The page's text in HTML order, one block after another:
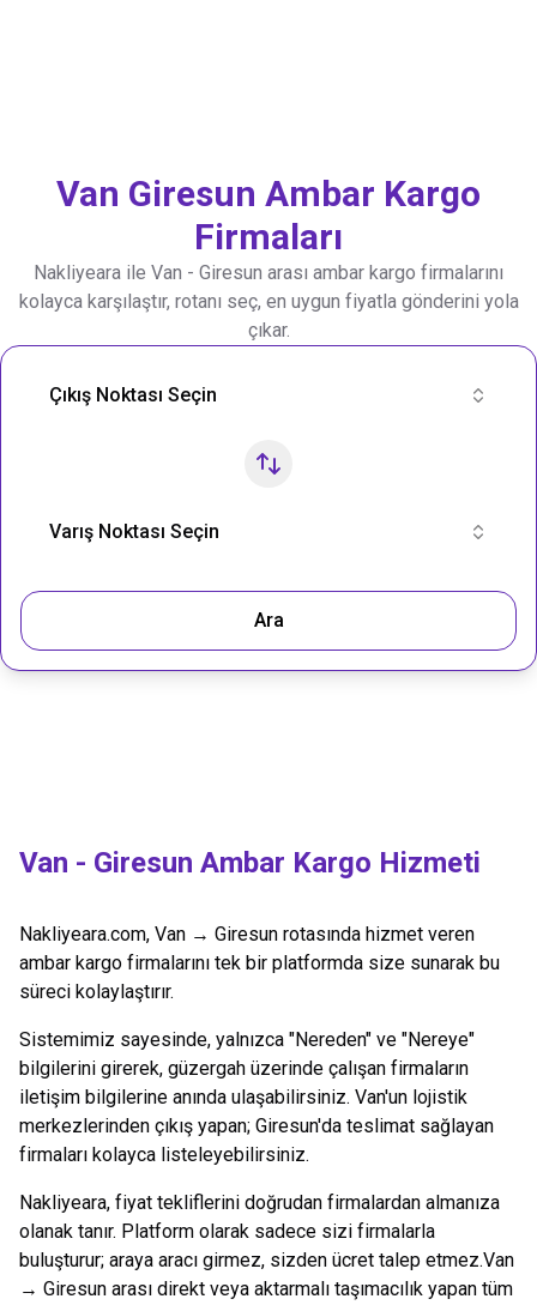
Van Giresun Ambar Kargo
Firmaları
Nakliyeara ile Van - Giresun arası ambar kargo firmalarını
kolayca karşılaştır, rotanı seç, en uygun fiyatla gönderini yola
çıkar.
Nakliye Rotası Ara
Çıkış Noktası Seçin
Varış Noktası Seçin
Ara
Van - Giresun Ambar Kargo Hizmeti
Nakliyeara.com, Van → Giresun rotasında hizmet veren
ambar kargo firmalarını tek bir platformda size sunarak bu
süreci kolaylaştırır.
Sistemimiz sayesinde, yalnızca "Nereden" ve "Nereye"
bilgilerini girerek, güzergah üzerinde çalışan firmaların
iletişim bilgilerine anında ulaşabilirsiniz. Van'un lojistik
merkezlerinden çıkış yapan; Giresun'da teslimat sağlayan
firmaları kolayca listeleyebilirsiniz.
Nakliyeara, fiyat tekliflerini doğrudan firmalardan almanıza
olanak tanır. Platform olarak sadece sizi firmalarla
buluşturur; araya aracı girmez, sizden ücret talep etmez.Van
→ Giresun arası direkt veya aktarmalı taşımacılık yapan tüm